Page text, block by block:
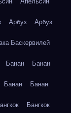
Арбуз Арбуз
Баскервилей
Банан Банан
Банан Банан
Бангкок